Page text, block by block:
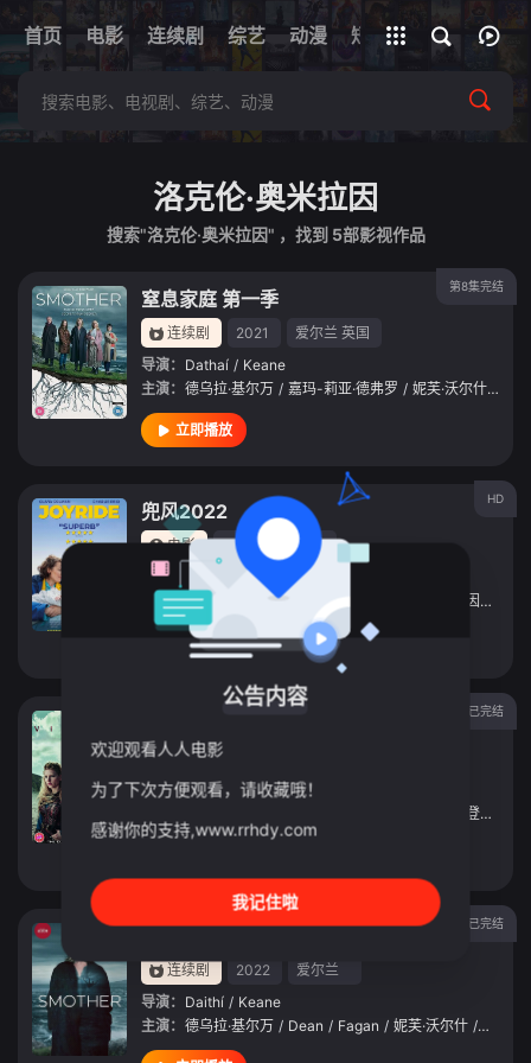
首页 电影 连续剧 综艺 动漫 短剧 网址
全部影片
洛克伦·奥米拉因
搜索"洛克伦·奥米拉因" ，找到 5部影视作品
第8集完结
窒息家庭 第一季
连续剧 2021 爱尔兰 英国
导演： Dathaí / Keane
主演： 德乌拉·基尔万 / 嘉玛-莉亚·德弗罗 / 妮芙·沃尔什 /
立即播放
HD
兜风2022
电影 2022
爱尔兰
导演：
埃默·雷诺兹
主演：奥利维娅·科尔曼 洛克伦·奥米拉因 /
立即播放
已完结
连续剧
导演：肯·吉洛提
克莱夫·斯坦登 /
已完结
连续剧 2022
爱尔兰
导演： Daithí / Keane
主演： 德乌拉·基尔万 / Dean / Fagan / 妮芙·沃尔什 / James
公告内容
欢迎观看人人电影
为了下次方便观看，请收藏哦！
感谢你的支持,www.rrhdy.com
我记住啦